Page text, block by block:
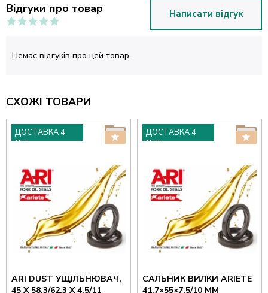
Відгуки про товар Написати відгук
Немає відгуків про цей товар.
СХОЖІ ТОВАРИ
ДОСТАВКА 4
ДНІ
ARI DUST УЩІЛЬНЮВАЧ,
45 X 58,3/62,3 X 4,5/11
ДОСТАВКА 4
ДНІ
САЛЬНИК ВИЛКИ ARIETE
41,7×55×7,5/10 ММ